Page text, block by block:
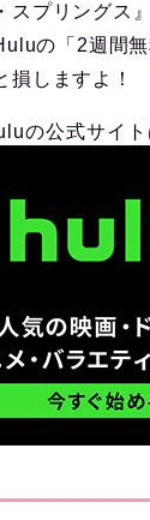
スプリングス
の「2週間
損しますよ！
の公式サイ